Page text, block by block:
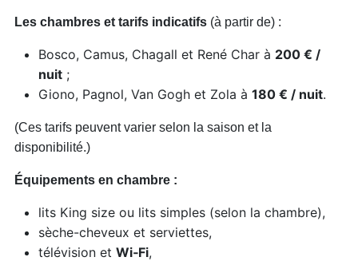
Les chambres et tarifs indicatifs(à partir de) :
Bosco, Camus, Chagall et René Char à 200 € /
nuit;
Giono, Pagnol, Van Gogh et Zola à 180 € / nuit.
(Ces tarifs peuvent varier selon la saison et la
disponibilité.)
Équipements en chambre :
lits King size ou lits simples (selon la chambre),
sèche-cheveux et serviettes,
télévision et Wi‑Fi,